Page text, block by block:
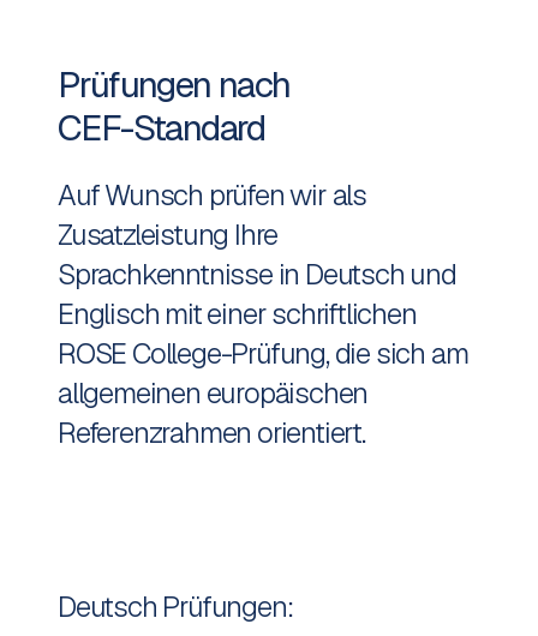
Prüfungen nach
CEF-Standard
Auf Wunsch prüfen wir als
Zusatzleistung Ihre
Sprachkenntnisse in Deutsch und
Englisch mit einer schriftlichen
ROSE College-Prüfung, die sich am
allgemeinen europäischen
Referenzrahmen orientiert.
Deutsch Prüfungen: